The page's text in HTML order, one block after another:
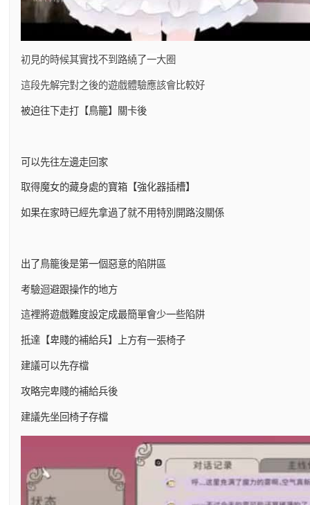
初見的時候其實找不到路繞了一大圈
這段先解完對之後的遊戲體驗應該會比較好
被迫往下走打【鳥籠】關卡後
可以先往左邊走回家
取得魔女的藏身處的寶箱【強化器插槽】
如果在家時已經先拿過了就不用特別開路沒關係
出了鳥籠後是第一個惡意的陷阱區
考驗迴避跟操作的地方
這裡將遊戲難度設定成最簡單會少一些陷阱
抵達【卑賤的補給兵】上方有一張椅子
建議可以先存檔
攻略完卑賤的補給兵後
建議先坐回椅子存檔